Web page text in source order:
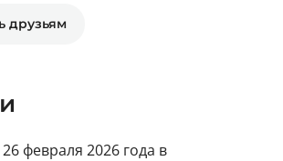
друзьям
февраля 2026 года в